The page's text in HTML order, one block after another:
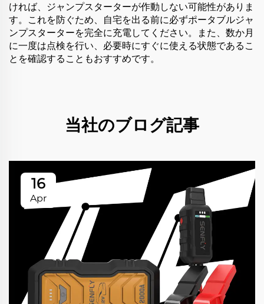
ければ、ジャンプスターターが作動しない可能性がありま
す。これを防ぐため、自宅を出る前に必ずポータブルジャ
ンプスターターを完全に充電してください。また、数か月
に一度は点検を行い、必要時にすぐに使える状態であるこ
とを確認することもおすすめです。
当社のブログ記事
16
Apr